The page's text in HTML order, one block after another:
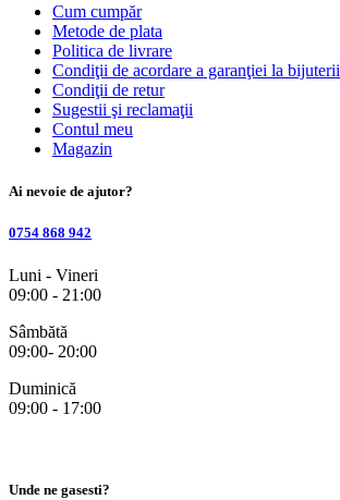
Cum cumpăr
Metode de plata
Politica de livrare
Condiţii de acordare a garanţiei la bijuterii
Condiţii de retur
Sugestii şi reclamaţii
Contul meu
Magazin
Ai nevoie de ajutor?
0754 868 942
Luni - Vineri
09:00 - 21:00
Sâmbătă
09:00- 20:00
Duminică
09:00 - 17:00
Unde ne gasesti?